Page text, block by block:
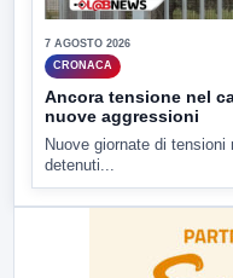
7 AGOSTO 2026
CRONACA
Ancora tensione nel
nuove aggressioni
Nuove giornate di
detenuti...